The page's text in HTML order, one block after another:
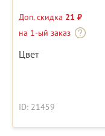
Доп. скидка 21 ₽
на 1-ый заказ
Цвет
ID: 21459